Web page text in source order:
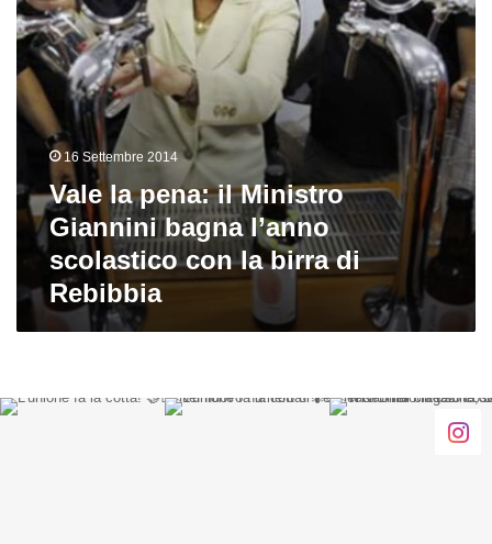
l’anno
scolastico
con
la
birra
Rebibbia
16 Settembre 2014
Vale la pena: il Ministro
Giannini bagna l’anno
scolastico con la birra di
Rebibbia